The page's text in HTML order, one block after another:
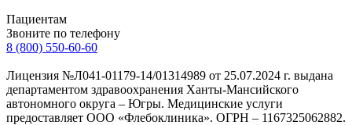
Пациентам
Звоните по телефону
8 (800) 550-60-60
Лицензия №Л041-01179-14/01314989 от 25.07.2024 г. выдана
департаментом здравоохранения Ханты-Мансийского
автономного округа – Югры. Медицинские услуги
предоставляет ООО «Флебоклиника». ОГРН – 1167325062882.